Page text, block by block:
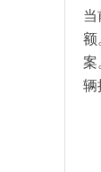
额
案
辆